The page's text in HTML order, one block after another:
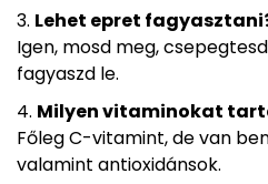
Lehet epret
Igen, mosd meg,
fagyaszd le.
Milyen vitaminokat
Főleg C-vitamint, de van
valamint antioxidánsok.